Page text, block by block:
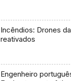
Incêndios: Drones
reativados
Engenheiro